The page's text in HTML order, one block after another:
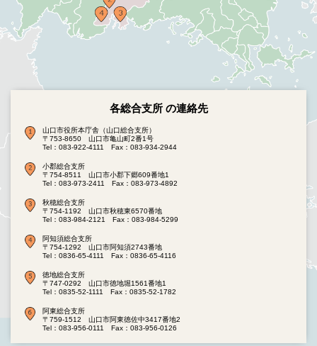
各総合支所 の連絡先
山口市役所本庁舎（山口総合支所）
〒753-8650 山口市亀山町2番1号
Tel：083-922-4111
Fax：083-934-2944
小郡総合支所
〒754-8511 山口市小郡下郷609番地1
Tel：083-973-2411
Fax：083-973-4892
秋穂総合支所
〒754-1192 山口市秋穂東6570番地
Tel：083-984-2121
Fax：083-984-5299
阿知須総合支所
〒754-1292 山口市阿知須2743番地
Tel：0836-65-4111
Fax：0836-65-4116
徳地総合支所
〒747-0292 山口市徳地堀1561番地1
Tel：0835-52-1111
Fax：0835-52-1782
阿東総合支所
〒759-1512 山口市阿東徳佐中3417番地2
Tel：083-956-0111
Fax：083-956-0126